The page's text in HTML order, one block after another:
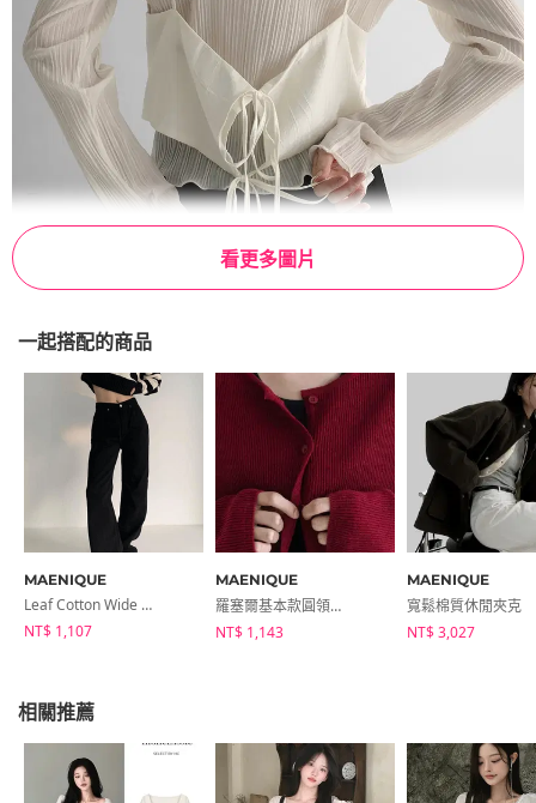
看更多圖片
一起搭配的商品
MAENIQUE
Leaf Cotton Wide Trousers
NT$ 1,107
MAENIQUE
羅塞爾基本款圓領長袖開襟外套
NT$ 1,143
MAENIQUE
寬鬆棉質休閒夾克
NT$ 3,027
相關推薦